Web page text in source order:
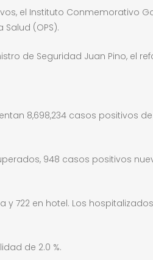
el Instituto Conmemorativo
(OPS).
de Seguridad Juan Pino, el
8,698,234 casos positivos
948 casos positivos
722 en hotel. Los
de 2.0 %.